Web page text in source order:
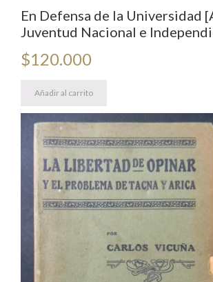
En Defensa de la Universidad
Juventud Nacional e
$120.000
Añadir al carrito